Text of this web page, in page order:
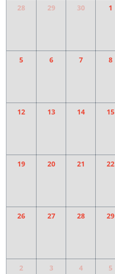
28 29 30 1
5 6 7 8
12 13 14 15
19 20 21 22
26 27 28 29
2 3 4 5